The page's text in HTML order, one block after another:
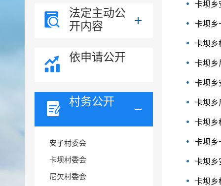
法定主动公
开内容
依申请公开
村务公开
安子村委会
卡坝村委会
尼欠村委会
卡坝乡
卡坝乡
卡坝乡
卡坝乡
卡坝乡
卡坝乡
卡坝乡
卡坝乡
卡坝乡
卡坝乡